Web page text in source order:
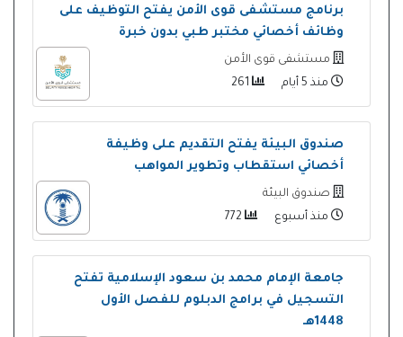
برنامج مستشفى قوى الأمن يفتح التوظيف على
وظائف أخصائي مختبر طبي بدون خبرة
مستشفى قوى الأمن
منذ 5 أيام
صندوق البيئة يفتح التقديم على وظيفة
أخصائي استقطاب وتطوير المواهب
صندوق البيئة
منذ أسبوع
جامعة الإمام محمد بن سعود الإسلامية تفتح
التسجيل في برامج الدبلوم للفصل الأول
1448هـ